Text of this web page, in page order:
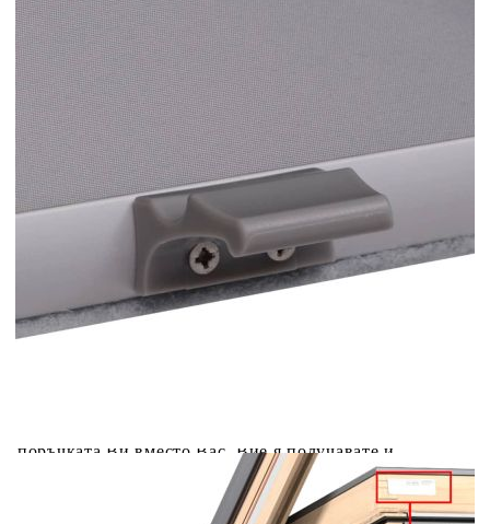
Предоставената таблица е с информационна цел.
Добавете продукта в количката си с бутона "Добави в
количката" и при поръчка ще можете да изберете броя
вноски на кредита.
Предоставената таблица е с информационна цел.
Добавете продукта в количката си с бутона "Добави в
количката" и при поръчка ще можете да изберете броя
вноски на кредита.
Предоставената таблица е с информационна цел.
Добавете продукта в количката си с бутона "Добави в
количката" и при поръчка ще можете да изберете броя
Предоставената таблица е с информационна цел.
поръчката Ви вместо Вас. Вие я получавате и
разполагате с три начина да я платите към тях:
Отложено до 30 дни от момента на изпращане на
поръчката без оскъпяване. За покупки на стойност до